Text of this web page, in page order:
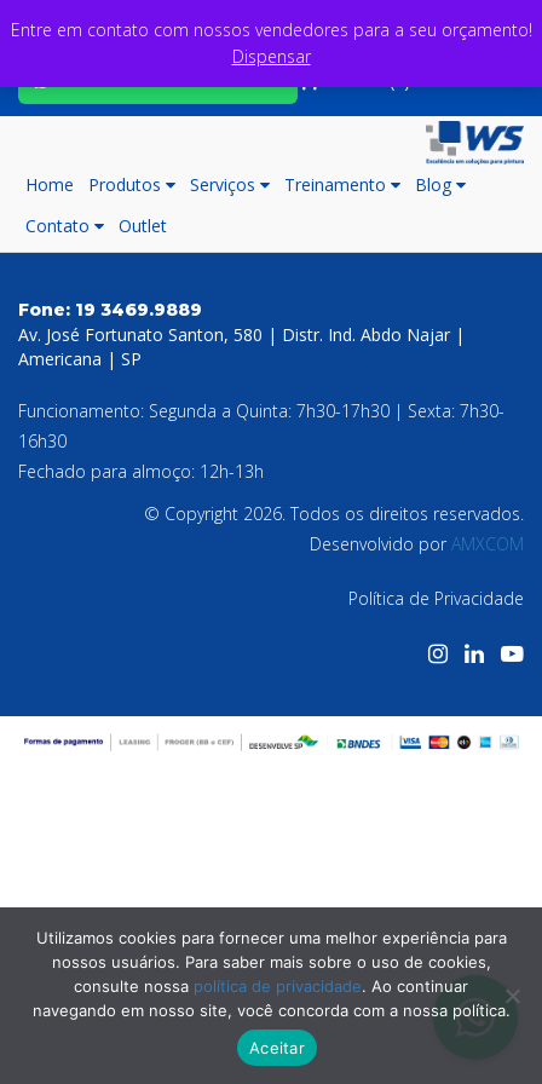
Home Produtos Serviços Treinamento
Blog
Contato
Outlet
Fone: 19 3469.9889
Av. José Fortunato Santon, 580 | Distr. Ind. Abdo Najar |
Americana | SP
Funcionamento: Segunda a Quinta: 7h30-17h30 | Sexta: 7h30-
16h30
Fechado para almoço: 12h-13h
© Copyright 2026. Todos os direitos reservados.
Desenvolvido porAMXCOM
Política de Privacidade
Entre em contato com nossos vendedores para a seu orçamento!
Dispensar
Utilizamos cookies para fornecer uma melhor experiência para
nossos usuários. Para saber mais sobre o uso de cookies,
consulte nossa política de privacidade. Ao continuar
navegando em nosso site, você concorda com a nossa política.
Aceitar